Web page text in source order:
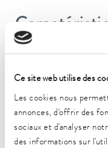
Ce site web utilise des
Les cookies nous
annonces, d'offrir des
sociaux et d'analyser
des informations sur
(selon DIN
Plage de
-30 ... 200 °C
Plage de
-30 ... 200 °C